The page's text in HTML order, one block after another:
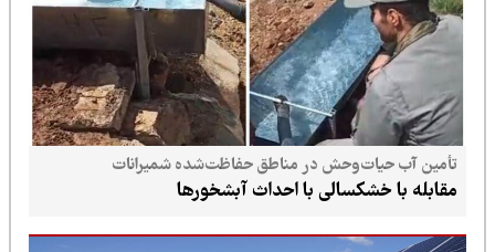
تأمین آب حیات‌وحش در مناطق حفاظت‌شده شمیرانات
مقابله با خشکسالی با احداث آبشخورها